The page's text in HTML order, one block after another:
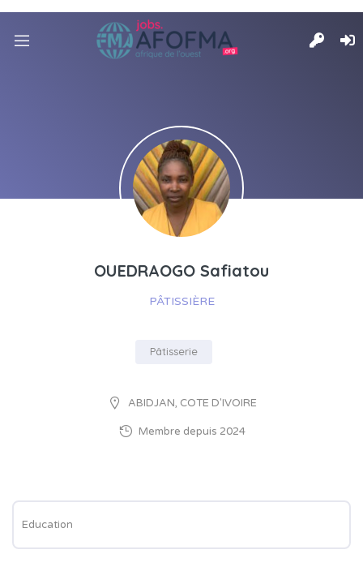
Pâtisserie
OUEDRAOGO Safiatou
PÂTISSIÈRE
ABIDJAN, COTE D'IVOIRE
Membre depuis 2024
Education